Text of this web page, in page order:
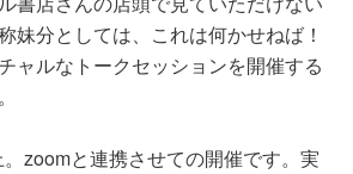
妹分としては、これは何かせねば！
ャルなトークセッションを開催する
zoomと連携させての開催です。実